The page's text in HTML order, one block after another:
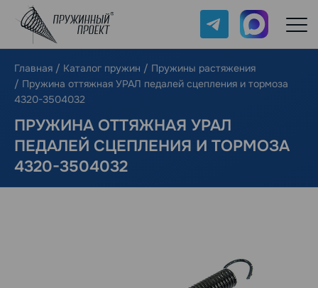
Telegram Max
Главная / Каталог пружин / Пружины растяжения
/ Пружина оттяжная УРАЛ педалей сцепления и тормоза
4320-3504032
ПРУЖИНА ОТТЯЖНАЯ УРАЛ
ПЕДАЛЕЙ СЦЕПЛЕНИЯ И ТОРМОЗА
4320-3504032